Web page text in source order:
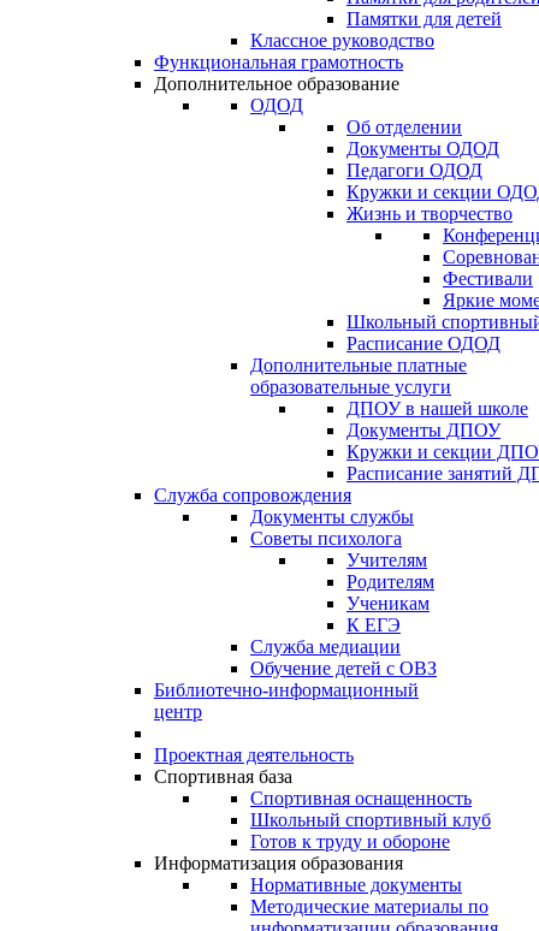
Памятки для детей
Классное руководство
Функциональная грамотность
Дополнительное образование
ОДОД
Об отделении
Документы ОДОД
Педагоги ОДОД
Кружки и секции
Жизнь и творчество
Фестивали
Яркие
Школьный
Расписание ОДОД
Дополнительные платные
образовательные услуги
ДПОУ в нашей школе
Документы ДПОУ
Кружки и секции
Расписание занятий
Служба сопровождения
Документы службы
Советы психолога
Учителям
Родителям
Ученикам
К ЕГЭ
Служба медиации
Обучение детей с ОВЗ
Библиотечно-информационный
центр
Проектная деятельность
Спортивная база
Спортивная оснащенность
Школьный спортивный клуб
Готов к труду и обороне
Информатизация образования
Нормативные документы
Методические материалы по